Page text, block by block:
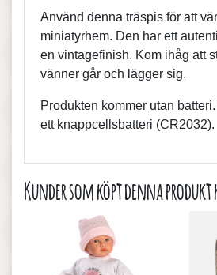
Använd denna träspis för att
miniatyrhem. Den har ett
en vintagefinish. Kom ihåg att
vänner går och lägger sig.
Produkten kommer utan batteri.
ett knappcellsbatteri (CR2032).
Kunder som köpt denna produkt